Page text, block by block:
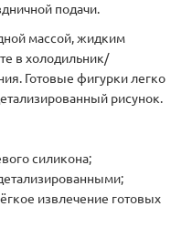
подачи.
массой, жидким
в холодильник/
Готовые фигурки легко
рисунок.
силикона;
извлечение готовых